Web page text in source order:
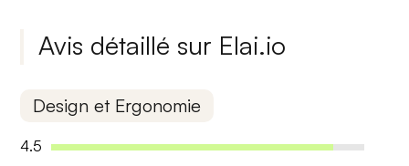
Avis détaillé sur Elai.io
Design et Ergonomie
4.5